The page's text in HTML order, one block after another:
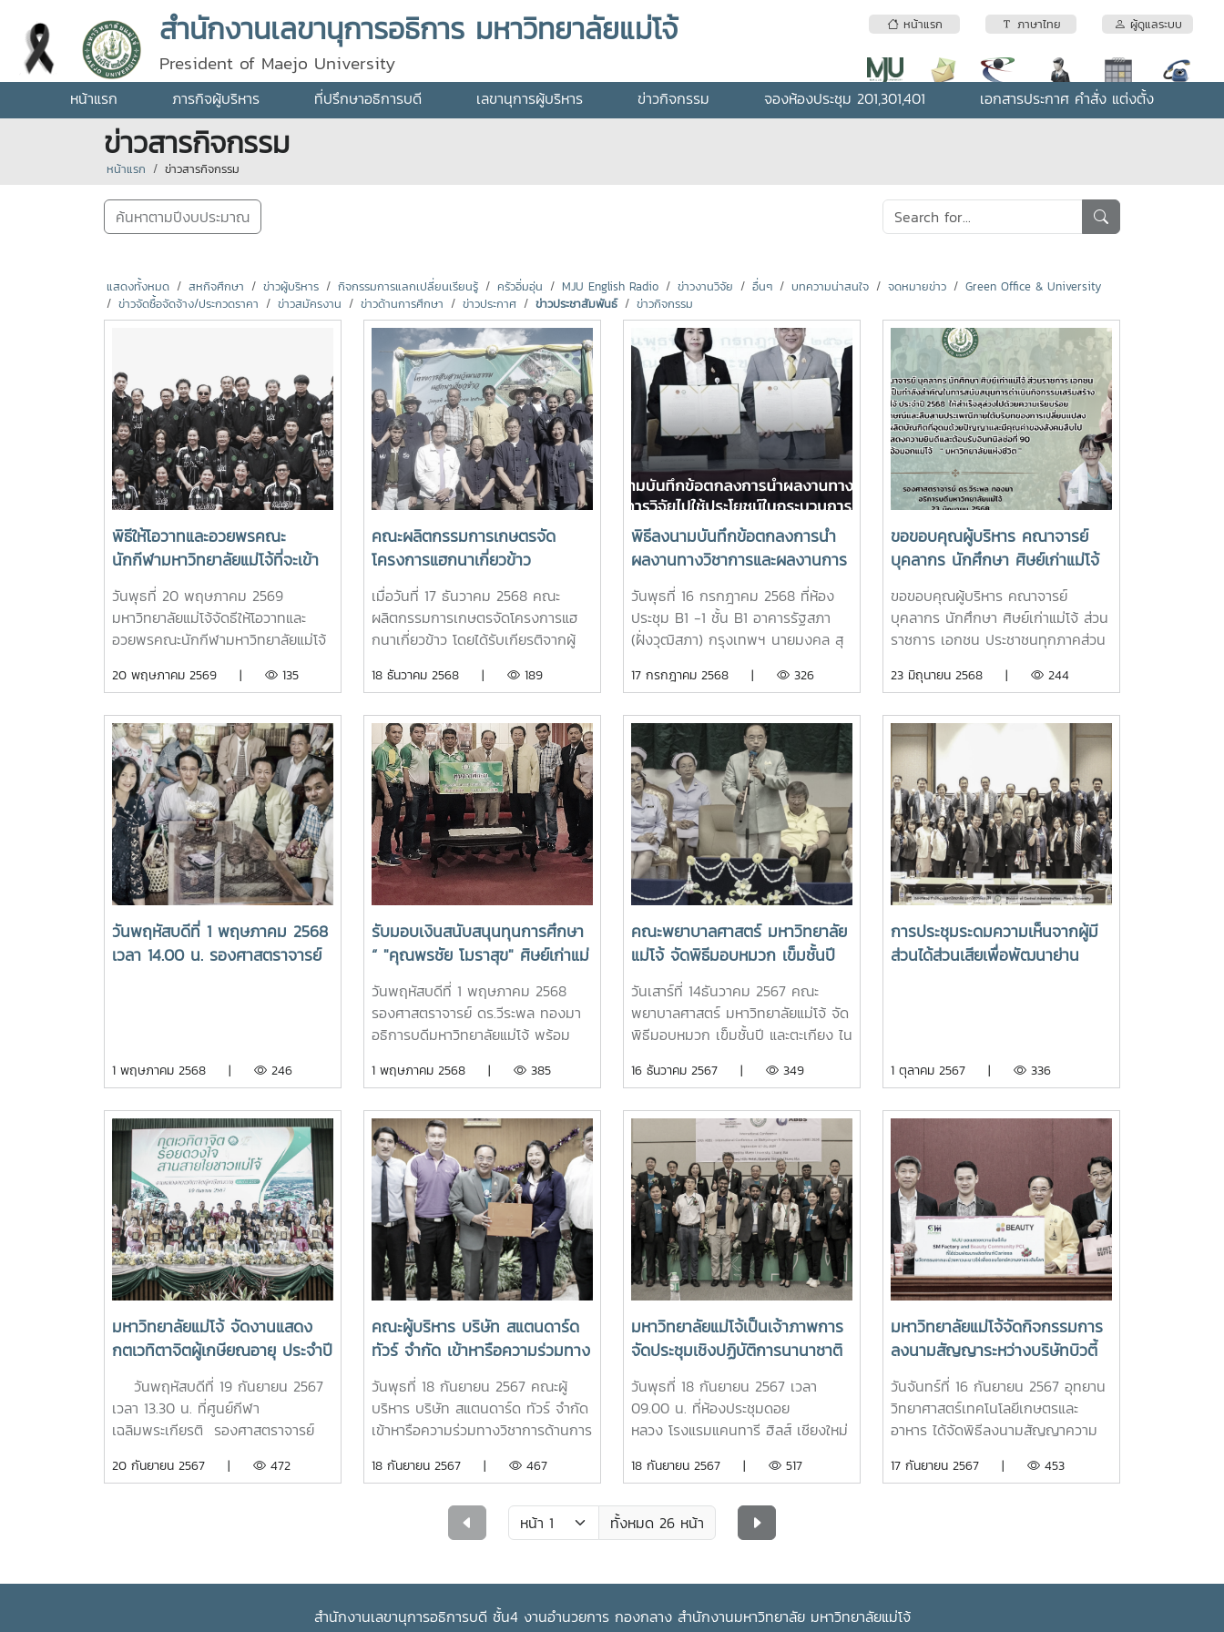
หน้าแรก ภาษาไทย ผู้ดูแลระบบ
สำนักงานเลขานุการอธิการ มหาวิทยาลัยแม่โจ้
President of Maejo University
หน้าแรก ภารกิจผู้บริหาร ที่ปรึกษาอธิการบดี เลขานุการผู้บริหาร ข่าวกิจกรรม จองห้องประชุม 201,301,401 เอกสารประกาศ คำสั่ง แต่งตั้ง
ข่าวสารกิจกรรม
หน้าแรก ข่าวสารกิจกรรม
ค้นหาตามปีงบประมาณ
แสดงทั้งหมด สหกิจศึกษา ข่าวผู้บริหาร กิจกรรมการแลกเปลี่ยนเรียนรู้ ครัวอิ่มอุ่น MJU English Radio ข่าวงานวิจัย อื่นๆ บทความน่าสนใจ จดหมายข่าว
Green Office & University
ข่าวจัดซื้อจัดจ้าง/ประกวดราคา
ข่าวสมัครงาน ข่าวด้านการศึกษา ข่าวประกาศ ข่าวประชาสัมพันธ์ ข่าวกิจกรรม
พิธีให้โอวาทและอวยพรคณะ
นักกีฬามหาวิทยาลัยแม่โจ้ที่จะเข้า
ร่วมการแข่งขันกีฬาบุคลากร
มหาวิทยาลัยแห่งประเทศไทย “มศว
เกมส์” ครั้งที่ 42
วันพุธที่ 20 พฤษภาคม 2569
มหาวิทยาลัยแม่โจ้จัดธีให้โอวาทและ
อวยพรคณะนักกีฬามหาวิทยาลัยแม่โจ้
มหาวิทยาลัยแห่งประเทศไทย “มศว
รองศาสตราจารย์ ดร.วีระพล ทองมา
อธิการบดีเป็นประธานกล่าวให้โอวาท
และอวยพรเพื่อเป็นขวัญกำลังใจแก่
คณะนักกีฬา ผู้จัดการทีม ผู้ฝึกสอน
และเจ้าหน้าที่ ณ ห้องประชุมเอกภพ
คณะวิทยาศาสตร์ทั้งนี้การแข่งขันกีฬา
บุคลากรมหาวิทยาลัยแห่งประเทศไทย
“มศว เกมส์” ครั้งที่ 42 จะจัดขึ้น
ระหว่างวันที่ 27 พฤษภาคม - 4
มิถุนายน 2569 โดยมหาวิทยาลัยแม่โจ้
ได้ส่งนักกีฬาเข้าร่วมจำนวน 9 ชนิด
กีฬา ได้แก่ฟุตบอล ฟุตซอล ว่ายน้ำ
20 พฤษภาคม 2569 | 135
คณะผลิตกรรมการเกษตรจัด
โครงการแฮกนาเกี่ยวข้าว
เมื่อวันที่ 17 ธันวาคม 2568 คณะ
ผลิตกรรมการเกษตรจัดโครงการแฮ
กนาเกี่ยวข้าว โดยได้รับเกียรติจากผู้
ตันมีนสกุล รองอธิการบดีมหาวิทยาลัย
รายงานโดย อาจารย์วินัย แสงแก้ว
รองคณบดีฝ่ายบริหาร ดำเนิน
พิธีกรรมล้านนา โดยอาจารย์นิคม
พรหมมาเทพย์ การจัดโครงการดัง
กล่าวเพื่อให้นักศึกษา และบุคลากรที่
เข้าร่วมโครงการได้ร่วมอนุรักษ์
ประเพณีวัฒนธรรม การดำเนิน
พิธีกรรมในการเกี่ยวข้าวของชาวล้าน
นา นอกจากนี้ ยังมีการแปรรูป
ผลิตภัณฑ์จากข้าว อาทิเช่น ข้าวเหนียว
ปิ้งไส้ต่าง ๆ ข้าวต้มมัด และข้าวจี่ ให้ผู้
เข้าร่วมโครงการได้ชิม ณ แปลง
ทดลองพืชไร่ คณะผลิตกรรม
การเกษตร มหาวิทยาลัยแม่โจ้
18 ธันวาคม 2568 | 189
พิธีลงนามบันทึกข้อตกลงการนำ
ผลงานทางวิชาการและผลงานการ
วิจัยไปใช้ประโยชน์ในกระบวนการ
นิติบัญญัติ ระหว่าง สำนักงาน
เลขาธิการวุฒิสภา กับ
มหาวิทยาลัยแม่โจ้
วันพุธที่ 16 กรกฎาคม 2568 ที่ห้อง
ประชุม B1 -1 ชั้น B1 อาคารรัฐสภา
(ฝั่งวุฒิสภา) กรุงเทพฯ นายมงคล สุ
ในพิธีลงนามบันทึกข้อตกลงความร่วม
และผลงานการวิจัยไปใช้ประโยชน์ใน
กระบวนการนิติบัญญัติ ระหว่าง
สำนักงานเลขาธิการวุฒิสภา
มหาวิทยาลัยแม่โจ้สำหรับพิธีลงนามดัง
กล่าว เป็นการลงนามบันทึกข้อตกลง
ความร่วมมือว่าด้วยการนำผลงานทาง
วิชาการและผลงานการวิจัยไปใช้
ประโยชน์ในกระบวนการนิติบัญญัติ
ระหว่างสำนักงานเลขาธิการวุฒิสภา
กับมหาวิทยาลัยแม่โจ้ โดยนางปัณณิตา
สท้านไตรภพ เลขาธิการวุฒิสภา และ
รองศาสตราจารย์ ดร.วีระพล ทองมา
อธิการบดีมหาวิทยาลัยแม่โจ้ ลงนามใน
ฐานะหัวหน้าส่วนราชการ และมีนายพีระ
พจน์ รัตนมาลี รองเลขาธิการวุฒิสภา
ศรีเงินยวง รองอธิการบดีมหาวิทยาลัย
เป็นองค์กรนิติบัญญัติที่มุ่งปฏิบัติ
หน้าที่เพื่อผลประโยชน์ของประเทศชาติ
และประชาชน มีหน้าที่และอำนาจในการ
พิจารณากลั่นกรองกฎหมาย การ
ควบคุมการบริหารราชการแผ่นดิน และ
การให้คำแนะนำหรือให้ความเห็นชอบให้
บุคคลดำรงตำแหน่ง การที่วุฒิสภาจะ
ได้รับการสนับสนุนผลงานวิชาการและ
ผลงานวิจัยจากมหาวิทยาลัยแม่โจ้ ซึ่ง
เป็นมหาวิทยาลัยชั้นนำของประเทศที่มี
ผลงานวิชาการและผลงานวิจัย รวมทั้ง
นวัตกรรมที่เป็นประโยชน์ปรากฎใน
ระดับประเทศ และระดับนานาชาติจะช่วย
ให้การพิจารณาตัดสินใจในภารกิจด้าน
ต่าง ๆ ของวุฒิสภา และคณะ
ความละเอียด รอบคอบ และอยู่บนพื้น
การจัดพิธีลงนามบันทึกข้อตกลงความ
ร่วมมือทางวิชาการในวันนี้ จึงถือเป็น
ร่วมมือในการเชื่อมโยงและบูรณาการ
สนับสนุนการวิจัยและนวัตกรรมของ
17 กรกฎาคม 2568 | 326
ขอขอบคุณผู้บริหาร คณาจารย์
บุคลากร นักศึกษา ศิษย์เก่าแม่โจ้
ส่วนราชการ เอกชน ประชาชนทุก
ภาคส่วน ที่เป็นกำลังสำคัญในการ
สนับสนุนการดำเนินกิจกรรมเสริม
สร้างอัตลักษณ์ลูกแม่โจ้ ประจำปี
2568
ขอขอบคุณผู้บริหาร คณาจารย์
บุคลากร นักศึกษา ศิษย์เก่าแม่โจ้ ส่วน
ราชการ เอกชน ประชาชนทุกภาคส่วน
ดำเนินกิจกรรมเสริมสร้างอัตลักษณ์
ไปด้วยความเรียบร้อย แม่โจ้ยังคงไว้ซึ่ง
อัตลักษณ์และสืบสานประเพณีภายใต้
บริบทของการเปลี่ยนแปลง เรายังคง
ยึดมั่นว่าจะผลิตบัณฑิตที่อุดมด้วย
ปัญญาและมีคุณค่าของสังคมสืบไป
ขอแสดงความยินดีและต้อนรับอินทนิล
ช่อที่ 90สู่อ้อมอกแม่โจ้ "มหาวิทยาลัย
แห่งชีวิต" รองศาสตราจารย์ ดร.วีระพล
ทองมา อธิการบดีมหาวิทยาลัยแม่โจ้
23/06/2568
23 มิถุนายน 2568 | 244
วันพฤหัสบดีที่ 1 พฤษภาคม 2568
เวลา 14.00 น. รองศาสตราจารย์
ศาสตราจารย์พิเศษยรรยง สิทธิชัย
1 พฤษภาคม 2568 | 246
รับมอบเงินสนับสนุนทุนการศึกษา
“ "คุณพรชัย โมราสุข" ศิษย์เก่าแม่
โจ้ รุ่น 51 จำนวน 50,000 บาท
วันพฤหัสบดีที่ 1 พฤษภาคม 2568
รองศาสตราจารย์ ดร.วีระพล ทองมา
อธิการบดีมหาวิทยาลัยแม่โจ้ พร้อม
ต้อนรับและกล่าวขอบคุณ ผู้ช่วย
รองอธิการบดีมหาวิทยาลัยแม่โจ้ ศิษย์
เก่าแม่โจ้รุ่น 51 พร้อมด้วยคุณสมพร
นันทชัย อ.นิรัช ก้อนใจ คุณจุไร สวาท
ใจ คุณรุ่งทิพย์ ธรรมขันธ์ และคุณ
กิตติพล สุวรรณ ที่ได้เป็นตัวแทนมอบ
เงินสนับสนุนทุนการศึกษา "คุณพรชัย
โมราสุข" ศิษย์เก่าแม่โจ้ รุ่น 51 จำนวน
50,000 บาท เพื่อนำมาจัดสรรเป็นทุน
การศึกษาสำหรับนักศึกษามหาวิทยาลัย
แม่โจ้ที่ขาดแคลนทุนทรัพย์ในการศึกษา
ต่อไป ณ ห้องรับรองอินทนิล ชั้น 2
อาคารสำนักงานมหาวิทยาลัย
มหาวิทยาลัยแม่โจ้
1 พฤษภาคม 2568 | 385
คณะพยาบาลศาสตร์ มหาวิทยาลัย
แม่โจ้ จัดพิธีมอบหมวก เข็มชั้นปี
และตะเกียง ไนติงเกล ประจำปีการ
ศึกษา 2567
วันเสาร์ที่ 14ธันวาคม 2567 คณะ
พยาบาลศาสตร์ มหาวิทยาลัยแม่โจ้ จัด
พิธีมอบหมวก เข็มชั้นปี และตะเกียง ไน
เป็นพิธีสำคัญของวิชาชีพพยาบาล ได้
ดร.วีระพล ทองมา อธิการบดี
มหาวิทยาลัยแม่โจ้ เป็นประธานในพิธี
อาจารย์มาลี ล้วนแก้ว คณบดีคณะ
พยาบาลศาสตร์ เป็นประะธานมอบ
หมวก. ซึ่งมีนักศึกษาที่ผ่านการศึกษา
ภาคทฤษฎีและสอบผ่านรายวิชาหลัก
การพยาบาลพื้นฐาน เข้าร่วมพิธีรับ
หมวก เข็มชั้นปี และตะเกียงไนติงเกล
จำนวน 51 คนโอกาสนี้ รอง
ศาสตราจารย์ ดร.เทพ. พงษ์พานิช
อดีตอธิการบดีมหาวิทยาลัยแม่โจ้ ที่
ปรึกษาคณะพยาบาลศาสตร์ กล่าวให้
โอวาท และแสดงความยินดี ทั้งนี้ มีผู้
บริหารมหาวิทยาลัย คณาจารย์ แขกผู้
มีเกียรติจากสถาบันการศึกษาและแหล่ง
ห้องประชุม E117 อาคารเรียนคณะ
การเกษตร มหาวิทยาลัยแม่โจ้พิธีดัง
กล่าวเป็นการจัดกิจกรรมที่มีความ
ก่อนขึ้นฝึกปฏิบัติ เนื่องจาก “หมวก
เป็นสัญลักษณ์ของเป้าหมายของ
16 ธันวาคม 2567 | 349
การประชุมระดมความเห็นจากผู้มี
ส่วนได้ส่วนเสียเพื่อพัฒนาย่าน
โจ้
1 ตุลาคม 2567 | 336
มหาวิทยาลัยแม่โจ้ จัดงานแสดง
กตเวทิตาจิตผู้เกษียณอายุ ประจำปี
2567 “กตเวทิตาจิต ร้อยดวงใจ
สานสายใยชาวแม่โจ้”
วันพฤหัสบดีที่ 19 กันยายน 2567
เวลา 13.30 น. ที่ศูนย์กีฬา
เฉลิมพระเกียรติ รองศาสตราจารย์
ประธานมอบโล่ประกาศเกียรติคุณให้กับ
ดวงใจสานสายใยชาวแม่โจ้” เพื่อ
เป็นการแสดงความขอบคุณ ตระหนัก
ถึงความสำคัญและความเสียสละของ
20 กันยายน 2567 | 472
คณะผู้บริหาร บริษัท สแตนดาร์ด
ทัวร์ จำกัด เข้าหารือความร่วมทาง
วิชาการด้านการท่องเที่ยว และ
แสดงความยินดีกับรอง
ศาสตราจารย์ ดร. วีระพล ทองมา
ราชโองการโปรดเกล้าฯแต่งตั้งให้
มหาวิทยาลัยแม่โจ้อีกวาระหนึ่ง
วันพุธที่ 18 กันยายน 2567 คณะผู้
บริหาร บริษัท สแตนดาร์ด ทัวร์ จำกัด
เข้าหารือความร่วมทางวิชาการด้านการ
ศาสตราจารย์ ดร. วีระพล ทองมา ใน
เกล้าฯแต่งตั้งให้ดำรงตำแหน่ง
อธิการบดีมหาวิทยาลัยแม่โจ้อีกวาระ
18 กันยายน 2567 | 467
มหาวิทยาลัยแม่โจ้เป็นเจ้าภาพการ
จัดประชุมเชิงปฏิบัติการนานาชาติ
The 19th ABBS-International
Conference on Biohydrogen
and Bioprocesses 2024
วันพุธที่ 18 กันยายน 2567 เวลา
09.00 น. ที่ห้องประชุมดอย
หลวง โรงแรมแคนทารี ฮิลส์ เชียงใหม่
อธิการบดีมหาวิทยาลัยแม่โจ้ ให้เกียรติ
ปฏิบัติการระดับนานาชาติ The 19th
ABBS-International Conference
Bioprocesses 2024 ในหัวข้อ Green
Synergy Solutions to Net-Zero
Emissions: Based on Bioenergy
18 กันยายน 2567 | 517
มหาวิทยาลัยแม่โจ้จัดกิจกรรมการ
ลงนามสัญญาระหว่างบริษัทบิวตี้
คอมมูนิตี้ จำกัด (มหาชน) และ
บริษัท บี.ที.จี อินโน จำกัด ผู้
ประกอบการภายใต้โครงการบ่ม
วันจันทร์ที่ 16 กันยายน 2567 อุทยาน
วิทยาศาสตร์เทคโนโลยีเกษตรและ
อาหาร ได้จัดพิธีลงนามสัญญาความ
จำกัด (มหาชน) ร่วมกับ บริษัท บี.ที.จี
สำนักงานมหาวิทยาลัย มหาวิทยาลัยแม่
โจ้โดยได้รับเกียรติจาก รอง
ศาสตราจารย์ ดร.วีระพล ทองมา
17 กันยายน 2567 | 453
ทั้งหมด 26 หน้า
สำนักงานเลขานุการอธิการบดี ชั้น4 งานอำนวยการ กองกลาง สำนักงานมหาวิทยาลัย มหาวิทยาลัยแม่โจ้